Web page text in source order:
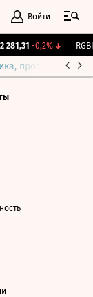
Войти
281,31 -0,2%↓
прогнозы